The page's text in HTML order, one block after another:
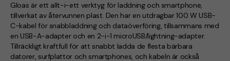
Gloas är ett allt-i-ett verktyg för laddning och smartphone,
tillverkat av återvunnen plast. Den har en utdragbar 100 W USB-
C-kabel för snabbladdning och dataöverföring, tillsammans med
en USB-A-adapter och en 2-i-1 microUSB/lightning-adapter.
Tillräckligt kraftfull för att snabbt ladda de flesta bärbara
datorer, surfplattor och smartphones, och kabeln är också